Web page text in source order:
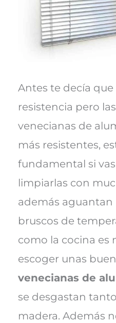
Antes te decía
resistencia pero
venecianas de
más resistentes,
fundamental si
limpiarlas con
además aguantan
bruscos de
como la cocina
escoger unas
venecianas de
se desgastan
madera. Además